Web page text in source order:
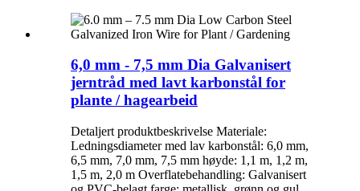
6,0 mm - 7,5 mm Dia Galvanisert
jerntråd med lavt karbonstål for
plante / hagearbeid
Detaljert produktbeskrivelse Materiale:
Ledningsdiameter med lav karbonstål: 6,0 mm,
6,5 mm, 7,0 mm, 7,5 mm høyde: 1,1 m, 1,2 m,
1,5 m, 2,0 m Overflatebehandling: Galvanisert